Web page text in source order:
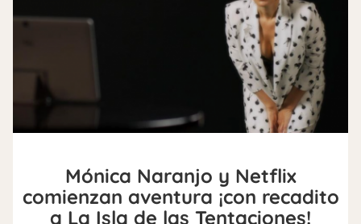
Mónica Naranjo y Netflix
comienzan aventura ¡con recadito
a La Isla de las Tentaciones!